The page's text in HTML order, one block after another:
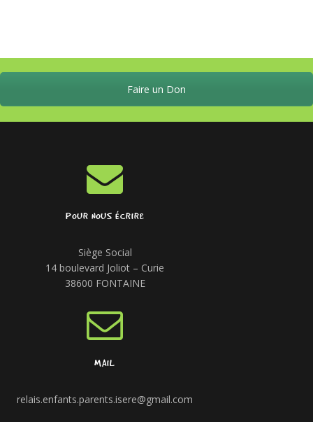
Faire un Don
POUR NOUS ÉCRIRE
Siège Social
14 boulevard Joliot – Curie
38600 FONTAINE
MAIL
relais.enfants.parents.isere@gmail.com